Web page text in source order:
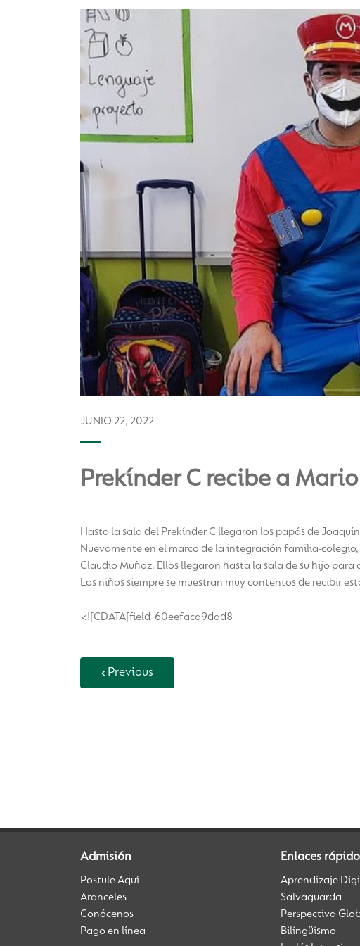
JUNIO 22, 2022
Prekínder C recibe a Mario
Hasta la sala del Prekínder C llegaron los papás de
Nuevamente en el marco de la integración familia-colegio,
Claudio Muñoz. Ellos llegaron hasta la sala de su hijo
Los niños siempre se muestran muy contentos de recibir
<![CDATA[field_60eefaca9dad8
Previous
Admisión
Postule Aquí
Aranceles
Conócenos
Pago en línea
Enlaces
Aprendizaje
Salvaguarda
Perspectiva
Bilingüismo